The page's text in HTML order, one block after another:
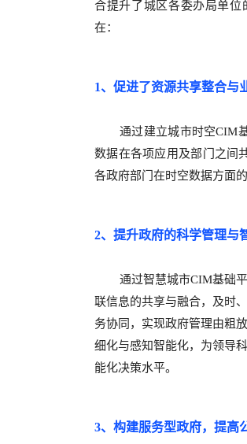
合提升了城区各委办局单位
在：
1、促进了资源共享整合与
通过建立城市时空CIM
数据在各项应用及部门之间
各政府部门在时空数据方面
2、提升政府的科学管理与
通过智慧城市CIM基础
联信息的共享与融合，及时
务协同，实现政府管理由粗
细化与感知智能化，为领导
能化决策水平。
3、构建服务型政府，提高